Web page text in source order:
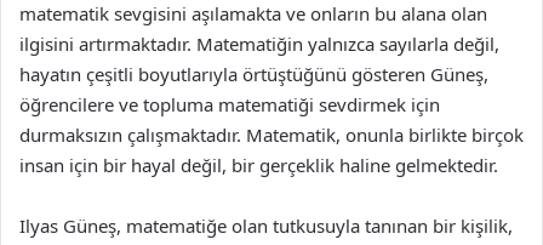
matematik sevgisini aşılamakta ve onların bu alana olan
ilgisini artırmaktadır. Matematiğin yalnızca sayılarla değil,
hayatın çeşitli boyutlarıyla örtüştüğünü gösteren Güneş,
öğrencilere ve topluma matematiği sevdirmek için
durmaksızın çalışmaktadır. Matematik, onunla birlikte birçok
insan için bir hayal değil, bir gerçeklik haline gelmektedir.
Ilyas Güneş, matematiğe olan tutkusuyla tanınan bir kişilik,